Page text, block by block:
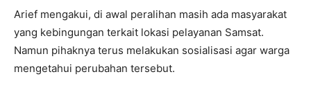
Arief mengakui, di awal peralihan masih ada masyarakat
yang kebingungan terkait lokasi pelayanan Samsat.
Namun pihaknya terus melakukan sosialisasi agar warga
mengetahui perubahan tersebut.